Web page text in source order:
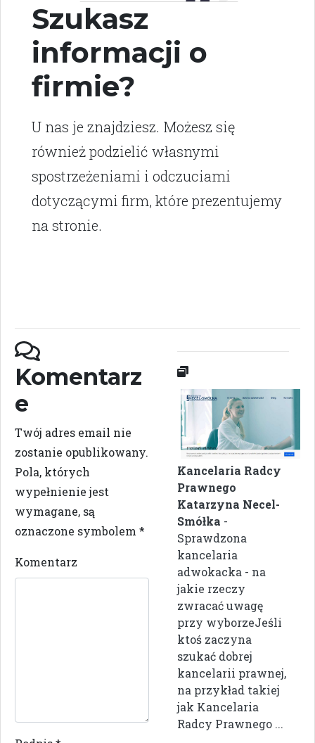
Szukasz
informacji o
firmie?
U nas je znajdziesz. Możesz się
również podzielić własnymi
spostrzeżeniami i odczuciami
dotyczącymi firm, które prezentujemy
na stronie.
Komentarz
e
Twój adres email nie
zostanie opublikowany.
Pola, których
wypełnienie jest
wymagane, są
oznaczone symbolem *
Komentarz
Kancelaria Radcy
Prawnego
Katarzyna Necel-
Smółka -
Sprawdzona
kancelaria
adwokacka - na
jakie rzeczy
zwracać uwagę
przy wyborzeJeśli
ktoś zaczyna
szukać dobrej
kancelarii prawnej,
na przykład takiej
jak Kancelaria
Radcy Prawnego ...